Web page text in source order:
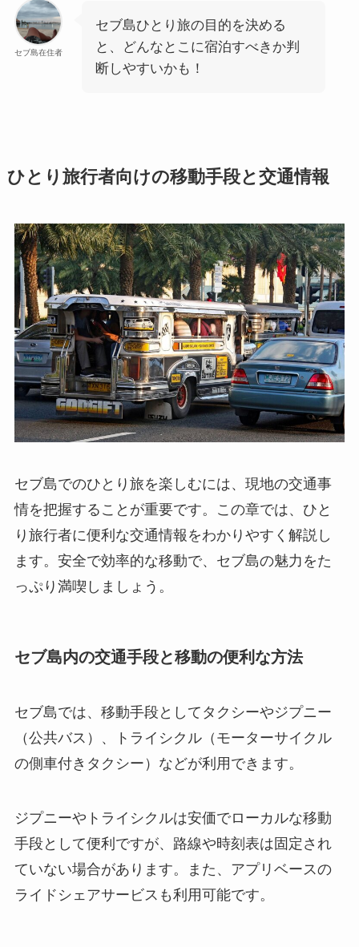
セブ島在住者
セブ島ひとり旅の目的を決める
と、どんなとこに宿泊すべきか判
断しやすいかも！
ひとり旅行者向けの移動手段と交通情報
セブ島でのひとり旅を楽しむには、現地の交通事
情を把握することが重要です。この章では、ひと
り旅行者に便利な交通情報をわかりやすく解説し
ます。安全で効率的な移動で、セブ島の魅力をた
っぷり満喫しましょう。
セブ島内の交通手段と移動の便利な方法
セブ島では、移動手段としてタクシーやジプニー
（公共バス）、トライシクル（モーターサイクル
の側車付きタクシー）などが利用できます。
ジプニーやトライシクルは安価でローカルな移動
手段として便利ですが、路線や時刻表は固定され
ていない場合があります。また、アプリベースの
ライドシェアサービスも利用可能です。